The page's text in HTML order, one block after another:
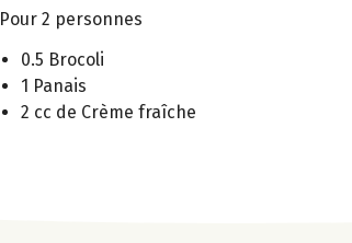
Pour 2 personnes
0.5 Brocoli
1 Panais
2 cc de Crème fraîche